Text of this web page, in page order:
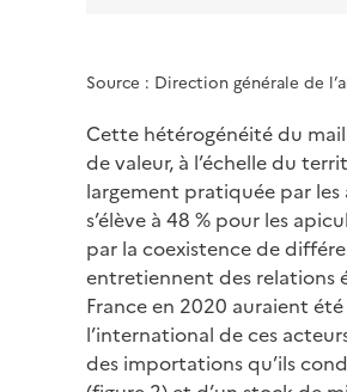
Source : Direction générale de
Cette hétérogénéité du
de valeur, à l’échelle du
largement pratiquée par
s’élève à 48 % pour les
par la coexistence de
entretiennent des relations
France en 2020 auraient
l’international de ces
des importations qu’ils